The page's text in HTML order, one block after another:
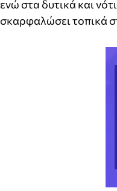
ενώ στα δυτικά και
σκαρφαλώσει τοπικά